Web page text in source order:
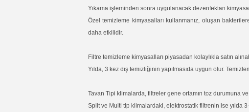
Yıkama işleminden sonra uygulanacak dezenfektan
Özel temizleme kimyasalları kullanmanız, oluşan
daha etkilidir.
Filtre temizleme kimyasalları piyasadan kolaylıkla satın
Yılda, 3 kez dış temizliğinin yapılmasıda uygun olur.
Tavan Tipi klimalarda, filtreler gene ortamın toz durumuna
Split ve Multi tip klimalardaki, elektrostatik filtrenin ise yılda